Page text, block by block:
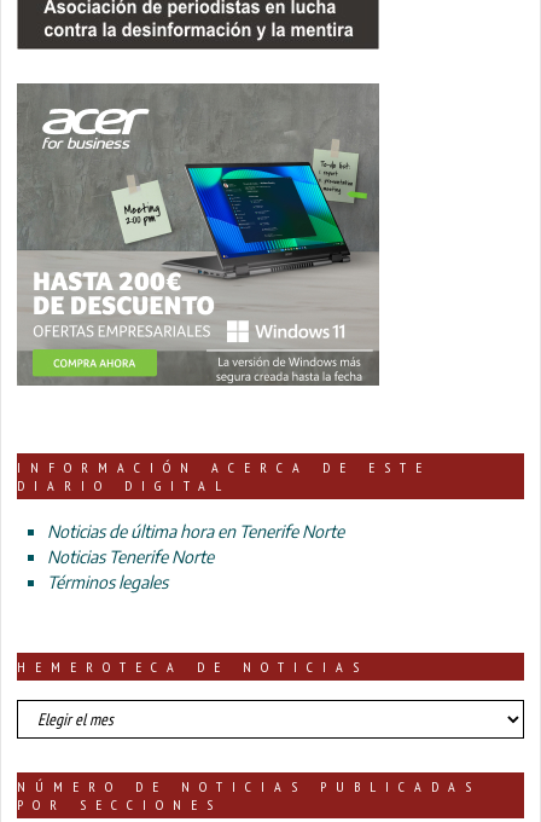
INFORMACIÓN ACERCA DE ESTE
DIARIO DIGITAL
Noticias de última hora en Tenerife Norte
Noticias Tenerife Norte
Términos legales
HEMEROTECA DE NOTICIAS
HEMEROTECA
DE
NÚMERO DE NOTICIAS PUBLICADAS
POR SECCIONES